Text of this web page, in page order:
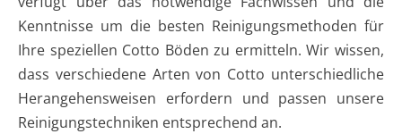
Kenntnisse um die besten Reinigungsmethoden für
Ihre speziellen Cotto Böden zu ermitteln. Wir wissen,
dass verschiedene Arten von Cotto unterschiedliche
Herangehensweisen erfordern und passen unsere
Reinigungstechniken entsprechend an.